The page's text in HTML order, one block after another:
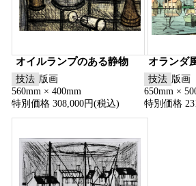
オイルランプのある静物
技法 版画
560mm × 400mm
特別価格 308,000円(税込)
オランダ
技法 版画
650mm ×
特別価格